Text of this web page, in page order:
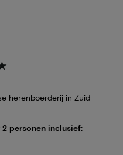
herenboerderij in Zuid-
personen inclusief: